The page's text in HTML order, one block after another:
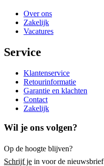
Over ons
Zakelijk
Vacatures
Service
Klantenservice
Retourinformatie
Garantie en klachten
Contact
Zakelijk
Wil je ons volgen?
Op de hoogte blijven?
Schrijf je in voor de nieuwsbrief